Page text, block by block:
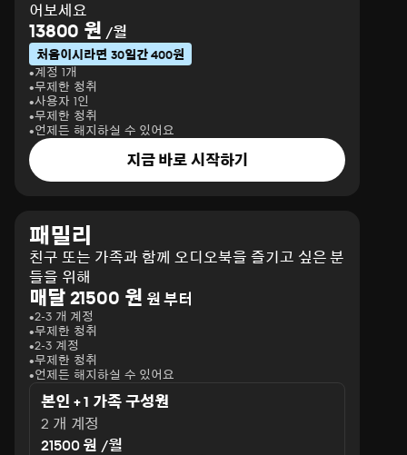
어보세요
13800 원 /월
처음이시라면 30일간 400원
계정 1개
무제한 청취
사용자 1인
무제한 청취
언제든 해지하실 수 있어요
지금 바로 시작하기
패밀리
친구 또는 가족과 함께 오디오북을 즐기고 싶은 분
들을 위해
매달 21500 원 원 부터
2-3 개 계정
무제한 청취
2-3 계정
무제한 청취
언제든 해지하실 수 있어요
본인 + 1 가족 구성원
2 개 계정
21500 원 /월